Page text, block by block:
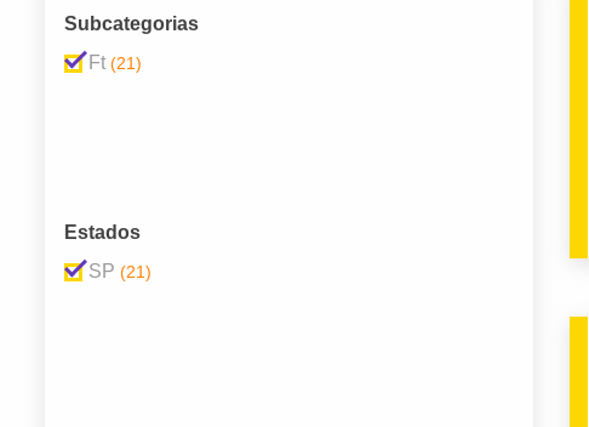
Subcategorias
Ft (21)
Estados
SP (21)